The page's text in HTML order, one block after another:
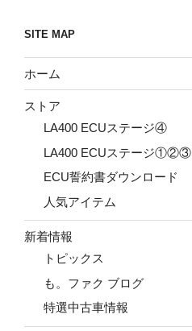
SITE MAP
ホーム
ストア
LA400 ECUステージ④
LA400 ECUステージ①②③
ECU誓約書ダウンロード
人気アイテム
新着情報
トピックス
も。ファク ブログ
特選中古車情報